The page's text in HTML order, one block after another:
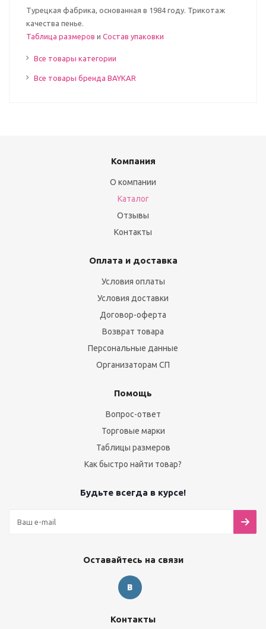
Турецкая фабрика, основанная в 1984 году. Трикотаж
качества пенье.
Таблица размеров и Состав упаковки
Все товары категории
Все товары бренда BAYKAR
Компания
О компании
Каталог
Отзывы
Контакты
Оплата и доставка
Условия оплаты
Условия доставки
Договор-оферта
Возврат товара
Персональные данные
Организаторам СП
Помощь
Вопрос-ответ
Торговые марки
Таблицы размеров
Как быстро найти товар?
Будьте всегда в курсе!
Оставайтесь на связи
Контакты